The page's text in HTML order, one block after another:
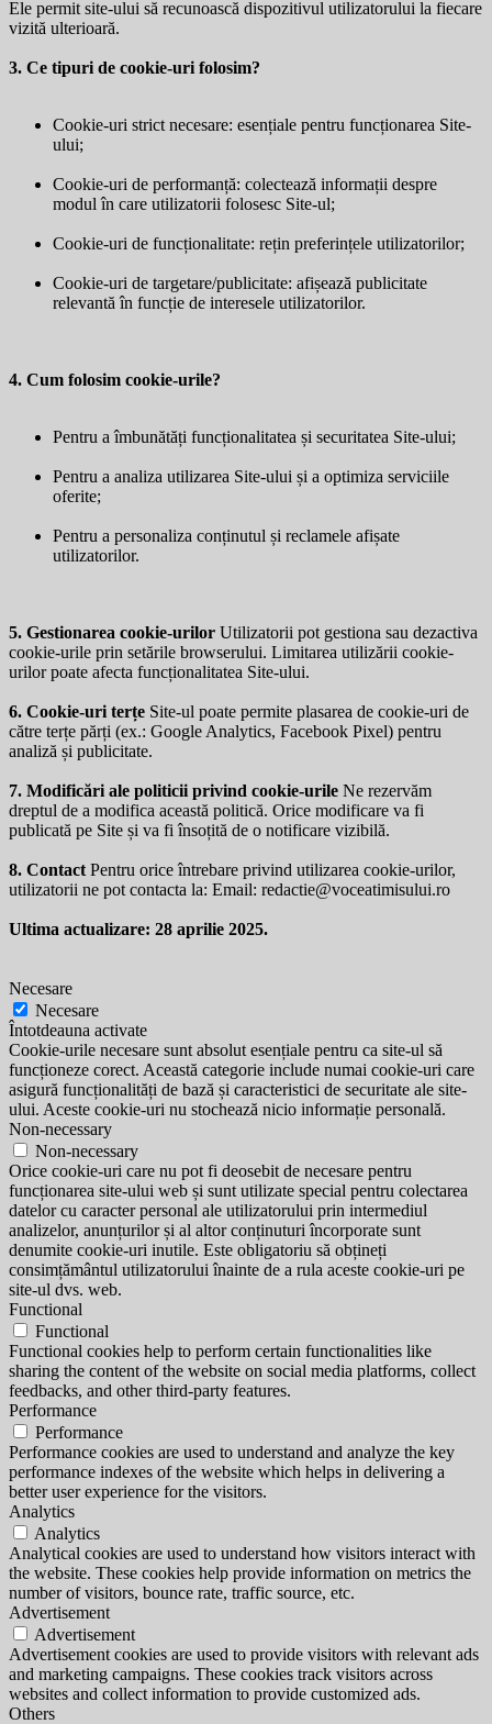
Ele permit site-ului să recunoască dispozitivul utilizatorului la fiecare
vizită ulterioară.
3. Ce tipuri de cookie-uri folosim?
Cookie-uri strict necesare: esențiale pentru funcționarea Site-
ului;
Cookie-uri de performanță: colectează informații despre
modul în care utilizatorii folosesc Site-ul;
Cookie-uri de funcționalitate: rețin preferințele utilizatorilor;
Cookie-uri de targetare/publicitate: afișează publicitate
relevantă în funcție de interesele utilizatorilor.
4. Cum folosim cookie-urile?
Pentru a îmbunătăți funcționalitatea și securitatea Site-ului;
Pentru a analiza utilizarea Site-ului și a optimiza serviciile
oferite;
Pentru a personaliza conținutul și reclamele afișate
utilizatorilor.
5. Gestionarea cookie-urilor Utilizatorii pot gestiona sau dezactiva
cookie-urile prin setările browserului. Limitarea utilizării cookie-
urilor poate afecta funcționalitatea Site-ului.
6. Cookie-uri terțe Site-ul poate permite plasarea de cookie-uri de
către terțe părți (ex.: Google Analytics, Facebook Pixel) pentru
analiză și publicitate.
7. Modificări ale politicii privind cookie-urile Ne rezervăm
dreptul de a modifica această politică. Orice modificare va fi
publicată pe Site și va fi însoțită de o notificare vizibilă.
8. Contact Pentru orice întrebare privind utilizarea cookie-urilor,
utilizatorii ne pot contacta la: Email: redactie@voceatimisului.ro
Ultima actualizare: 28 aprilie 2025.
Necesare
Necesare
Întotdeauna activate
Cookie-urile necesare sunt absolut esențiale pentru ca site-ul să
funcționeze corect. Această categorie include numai cookie-uri care
asigură funcționalități de bază și caracteristici de securitate ale site-
ului. Aceste cookie-uri nu stochează nicio informație personală.
Non-necessary
Non-necessary
Orice cookie-uri care nu pot fi deosebit de necesare pentru
funcționarea site-ului web și sunt utilizate special pentru colectarea
datelor cu caracter personal ale utilizatorului prin intermediul
analizelor, anunțurilor și al altor conținuturi încorporate sunt
denumite cookie-uri inutile. Este obligatoriu să obțineți
consimțământul utilizatorului înainte de a rula aceste cookie-uri pe
site-ul dvs. web.
Functional
Functional
Functional cookies help to perform certain functionalities like
sharing the content of the website on social media platforms, collect
feedbacks, and other third-party features.
Performance
Performance
Performance cookies are used to understand and analyze the key
performance indexes of the website which helps in delivering a
better user experience for the visitors.
Analytics
Analytics
Analytical cookies are used to understand how visitors interact with
the website. These cookies help provide information on metrics the
number of visitors, bounce rate, traffic source, etc.
Advertisement
Advertisement
Advertisement cookies are used to provide visitors with relevant ads
and marketing campaigns. These cookies track visitors across
websites and collect information to provide customized ads.
Others